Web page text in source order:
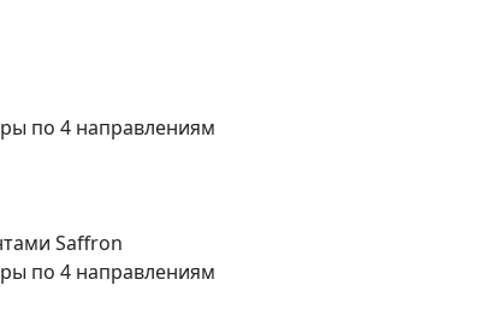
по 4 направлениям
Saffron
по 4 направлениям